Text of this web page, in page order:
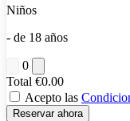
Niños
- de 18 años
0
Total €0.00
Acepto las
Reservar ahora